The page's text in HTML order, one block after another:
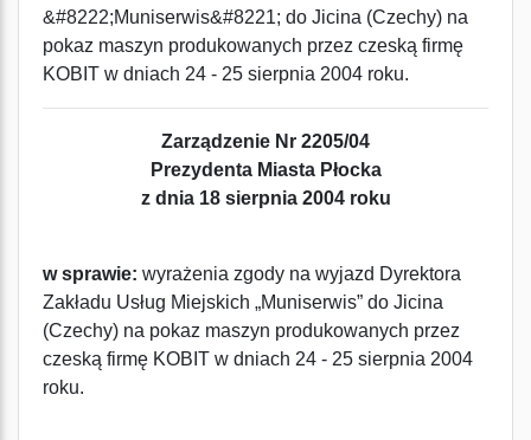
&#8222;Muniserwis&#8221; do Jicina (Czechy) na
pokaz maszyn produkowanych przez czeską firmę
KOBIT w dniach 24 - 25 sierpnia 2004 roku.
Zarządzenie Nr 2205/04
Prezydenta Miasta Płocka
z dnia 18 sierpnia 2004 roku
w sprawie: wyrażenia zgody na wyjazd Dyrektora
Zakładu Usług Miejskich „Muniserwis” do Jicina
(Czechy) na pokaz maszyn produkowanych przez
czeską firmę KOBIT w dniach 24 - 25 sierpnia 2004
roku.